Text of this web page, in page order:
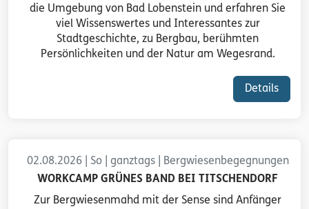
die Umgebung von Bad Lobenstein und erfahren Sie
viel Wissenswertes und Interessantes zur
Stadtgeschichte, zu Bergbau, berühmten
Persönlichkeiten und der Natur am Wegesrand.
Details
02.08.2026 | So | ganztags | Bergwiesenbegegnungen
WORKCAMP GRÜNES BAND BEI TITSCHENDORF
Zur Bergwiesenmahd mit der Sense sind Anfänger